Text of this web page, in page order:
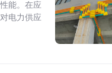
能。在应
电力供应